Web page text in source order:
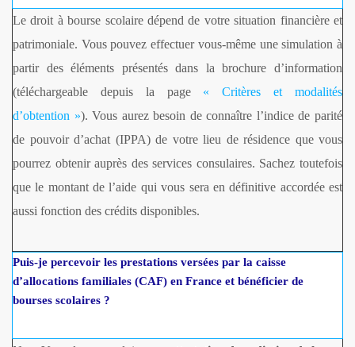
Le droit à bourse scolaire dépend de votre situation financière et
patrimoniale. Vous pouvez effectuer vous-même une simulation à
partir des éléments présentés dans la brochure d’information
(téléchargeable depuis la page « Critères et modalités
d’obtention »). Vous aurez besoin de connaître l’indice de parité
de pouvoir d’achat (IPPA) de votre lieu de résidence que vous
pourrez obtenir auprès des services consulaires. Sachez toutefois
que le montant de l’aide qui vous sera en définitive accordée est
aussi fonction des crédits disponibles.
Puis-je percevoir les prestations versées par la caisse
d’allocations familiales (CAF) en France et bénéficier de
bourses scolaires ?